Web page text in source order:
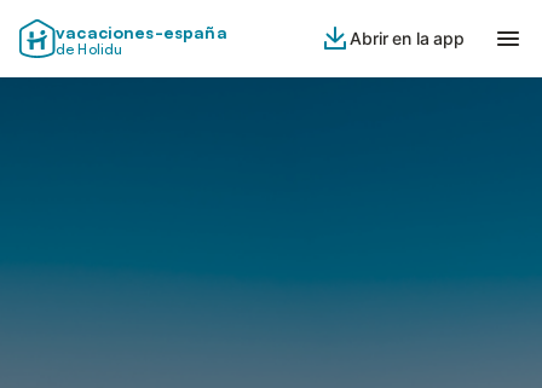
vacaciones-españa
de Holidu
Abrir en la app